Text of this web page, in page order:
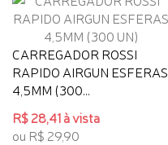
CARREGADOR ROSSI
RAPIDO AIRGUN ESFERAS
4,5MM (300...
R$ 28,41 à vista
ou R$ 29,90